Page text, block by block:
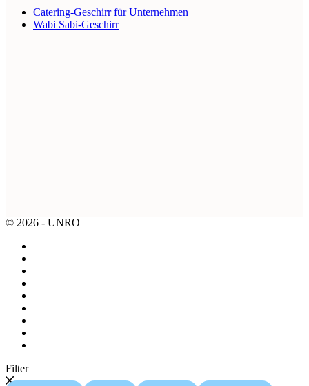
Catering-Geschirr für Unternehmen
Wabi Sabi-Geschirr
© 2026 - UNRO
Filter